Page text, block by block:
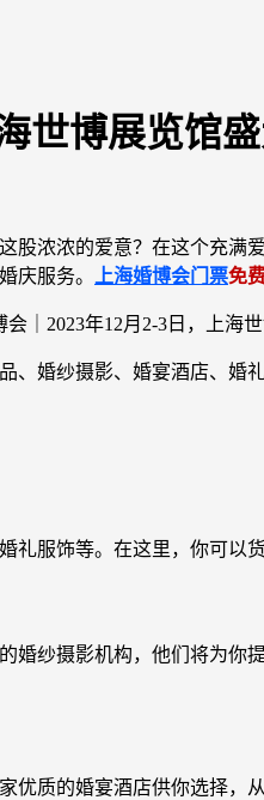
世博展览馆盛
浓浓的爱意？在这个充满
庆服务。 上海婚博会门票免
、婚纱摄影、婚宴酒店、婚
服饰等。在这里，你可以
纱摄影机构，他们将为
质的婚宴酒店供你选择，